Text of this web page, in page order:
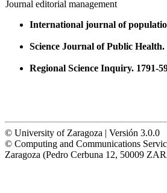
Journal editorial management
International journal of
Science Journal of Public Health.
Regional Science Inquiry. 1791-
© University of Zaragoza | Versión 3.0.0
© Computing and Communications
Zaragoza (Pedro Cerbuna 12, 50009